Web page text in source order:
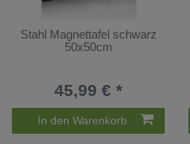
Stahl Magnettafel schwarz
50x50cm
45,99 € *
In den Warenkorb